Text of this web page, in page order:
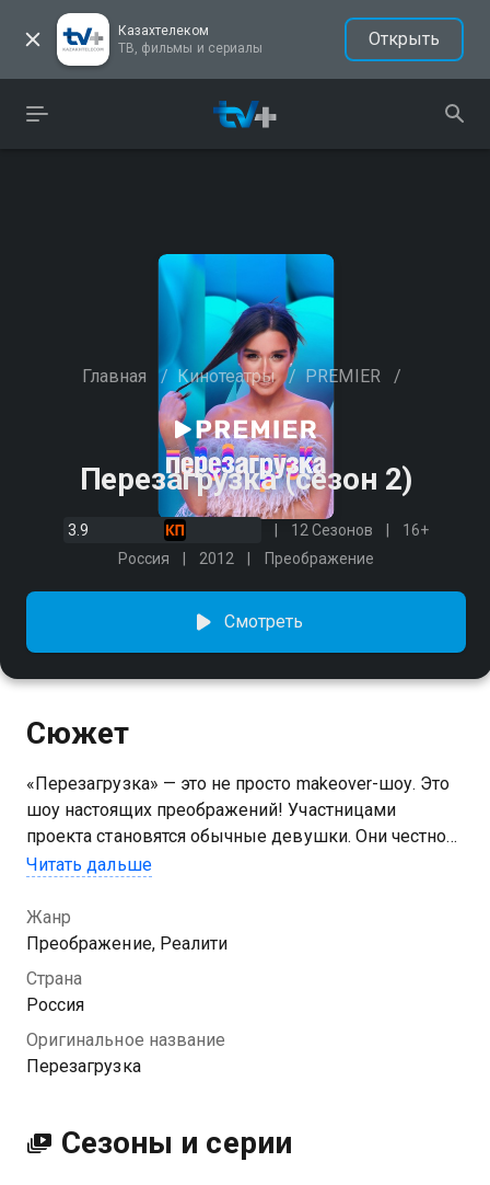
Казахтелеком
ТВ, фильмы и сериалы
Открыть
Главная / Кинотеатры / PREMIER /
Перезагрузка (сезон 2)
3.9 12 Сезонов
16+
Россия
2012 Преображение
Смотреть
Сюжет
«Перезагрузка» — это не просто makeover-шоу. Это
шоу настоящих преображений! Участницами
проекта становятся обычные девушки. Они честно
признали, что совершили ошибку, и пришли к
всех их объединяет одно: девушки уверены, что
«Перезагрузка» — первый шаг на пути к переменам
в жизни. Главная задача шоу — не только внешнее
преображение, но и внутренняя трансформация, за
Посмотреть онлайн 2 сезон сериала Перезагрузка
Читать дальше
Жанр
Преображение, Реалити
Страна
Россия
Оригинальное название
Перезагрузка
Сезоны и серии